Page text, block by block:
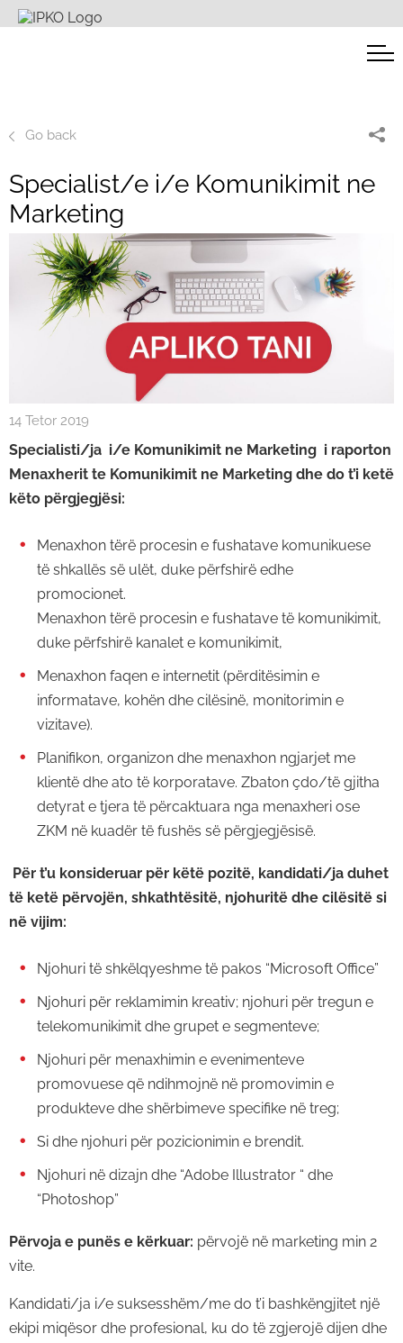
Go back
Specialist/e i/e Komunikimit ne
Marketing
14 Tetor 2019
Specialisti/ja i/e Komunikimit ne Marketing i raporton
Menaxherit te Komunikimit ne Marketing dhe do t’i ketë
këto përgjegjësi:
Menaxhon tërë procesin e fushatave komunikuese
të shkallës së ulët, duke përfshirë edhe
promocionet.
Menaxhon tërë procesin e fushatave të komunikimit,
duke përfshirë kanalet e komunikimit,
Menaxhon faqen e internetit (përditësimin e
informatave, kohën dhe cilësinë, monitorimin e
vizitave).
Planifikon, organizon dhe menaxhon ngjarjet me
klientë dhe ato të korporatave. Zbaton çdo/të gjitha
detyrat e tjera të përcaktuara nga menaxheri ose
ZKM në kuadër të fushës së përgjegjësisë.
Për t’u konsideruar për këtë pozitë, kandidati/ja duhet
të ketë përvojën, shkathtësitë, njohuritë dhe cilësitë si
në vijim:
Njohuri të shkëlqyeshme të pakos “Microsoft Office”
Njohuri për reklamimin kreativ; njohuri për tregun e
telekomunikimit dhe grupet e segmenteve;
Njohuri për menaxhimin e evenimenteve
promovuese që ndihmojnë në promovimin e
produkteve dhe shërbimeve specifike në treg;
Si dhe njohuri për pozicionimin e brendit.
Njohuri në dizajn dhe “Adobe Illustrator “ dhe
“Photoshop”
Përvoja e punës e kërkuar: përvojë në marketing min 2
vite.
Kandidati/ja i/e suksesshëm/me do t’i bashkëngjitet një
ekipi miqësor dhe profesional, ku do të zgjerojë dijen dhe